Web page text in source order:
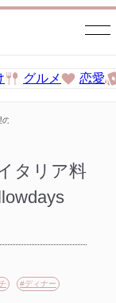
グルメ 恋愛
のお洒落レストラン 『
タリア料
#ディナー